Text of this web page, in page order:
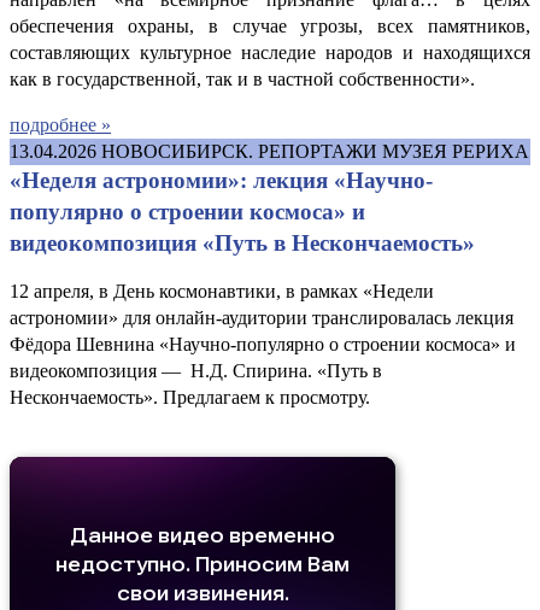
обеспечения охраны, в случае угрозы, всех памятников,
составляющих культурное наследие народов и находящихся
как в государственной, так и в частной собственности».
подробнее »
13.04.2026 НОВОСИБИРСК. РЕПОРТАЖИ МУЗЕЯ РЕРИХА
«Неделя астрономии»: лекция «Научно-
популярно о строении космоса» и
видеокомпозиция «Путь в Нескончаемость»
12 апреля, в День космонавтики, в рамках «Недели
астрономии» для онлайн-аудитории транслировалась лекция
Фёдора Шевнина «Научно-популярно о строении космоса» и
видеокомпозиция — Н.Д. Спирина. «Путь в
Нескончаемость». Предлагаем к просмотру.